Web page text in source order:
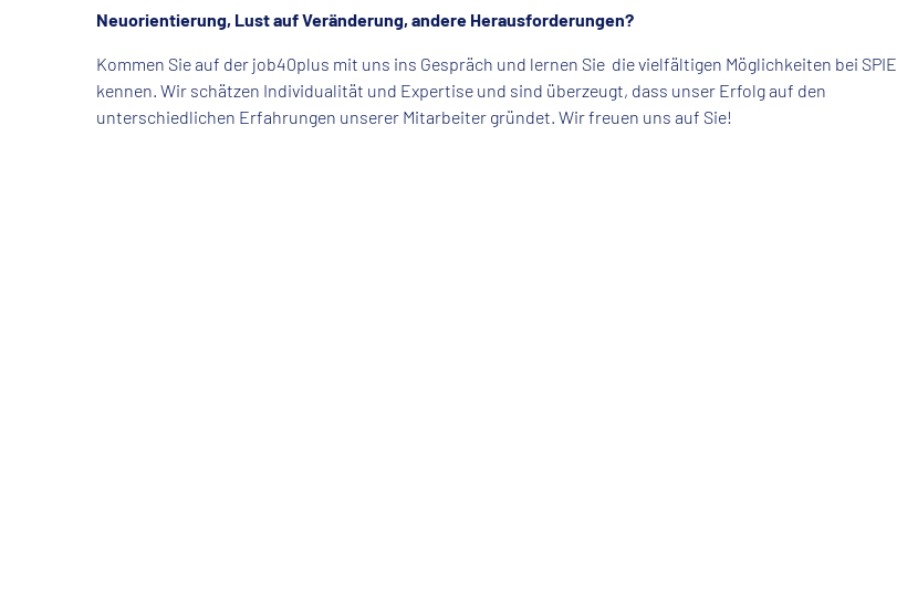
Neuorientierung, Lust auf Veränderung, andere Herausforderungen?
Kommen Sie auf der job40plus mit uns ins Gespräch und lernen Sie die vielfältigen Möglichkeiten bei SPIE
kennen. Wir schätzen Individualität und Expertise und sind überzeugt, dass unser Erfolg auf den
unterschiedlichen Erfahrungen unserer Mitarbeiter gründet. Wir freuen uns auf Sie!